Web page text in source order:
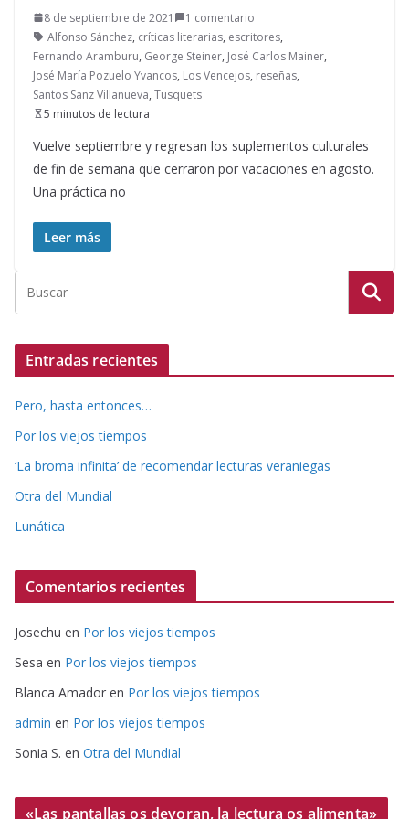
8 de septiembre de 2021
1 comentario
Alfonso Sánchez, críticas literarias, escritores,
Fernando Aramburu, George Steiner, José Carlos Mainer,
José María Pozuelo Yvancos, Los Vencejos, reseñas,
Santos Sanz Villanueva, Tusquets
5 minutos de lectura
Vuelve septiembre y regresan los suplementos culturales
de fin de semana que cerraron por vacaciones en agosto.
Una práctica no
Leer más
Entradas recientes
Pero, hasta entonces…
Por los viejos tiempos
‘La broma infinita’ de recomendar lecturas veraniegas
Otra del Mundial
Lunática
Comentarios recientes
Josechu en Por los viejos tiempos
Sesa en Por los viejos tiempos
Blanca Amador en Por los viejos tiempos
admin en Por los viejos tiempos
Sonia S. en Otra del Mundial
«Las pantallas os devoran, la lectura os alimenta»